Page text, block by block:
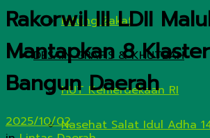
Hitung Zakat
DESAIN GRAFIS & KHUTBAH
HUT Kemerdekaan RI
Nasehat Salat Idul Adha
Rakorwil III LDII
Mantapkan 8
Bangun Daerah
2025/10/02